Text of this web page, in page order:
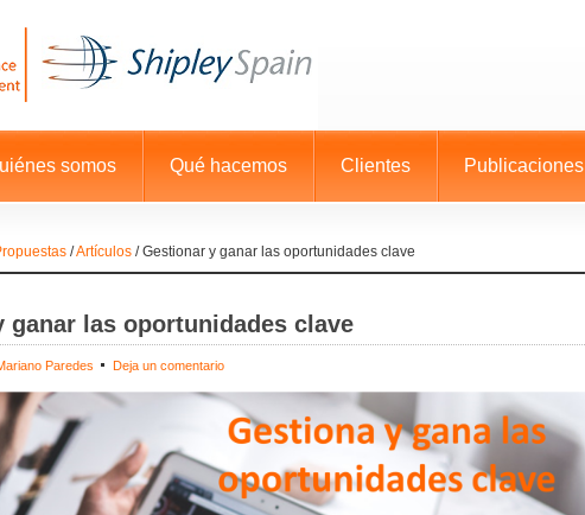
somos Qué hacemos Clientes Publicaciones
/Artículos /Gestionar y ganar las oportunidades clave
ganar las oportunidades clave
Paredes Deja un comentario